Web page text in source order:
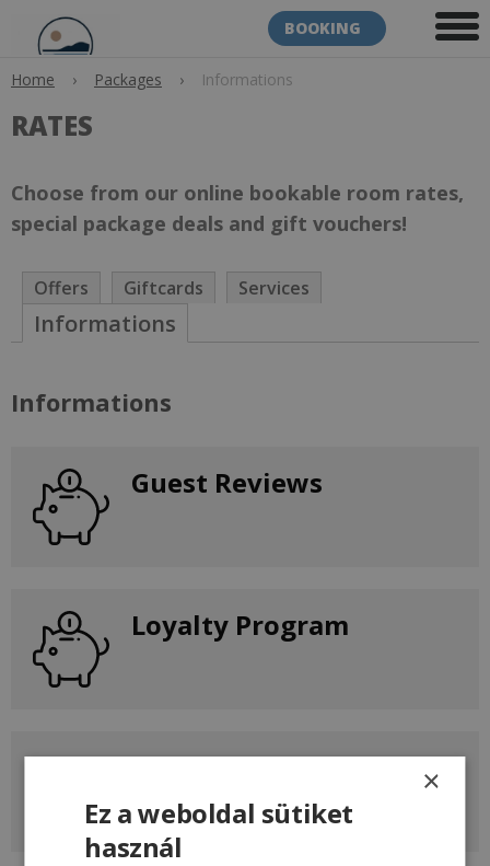
BOOKING
Home › Packages › Informations
RATES
Choose from our online bookable room rates,
special package deals and gift vouchers!
Offers Giftcards Services
Informations
Informations
Guest Reviews
Loyalty Program
Best price guarantee ×
Ez a weboldal sütiket
használ